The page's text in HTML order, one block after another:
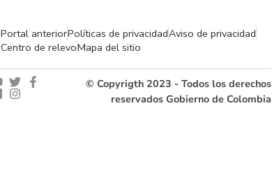
Portal anteriorPolíticas de privacidadAviso de privacidad
Centro de relevoMapa del sitio
© Copyrigth 2023 - Todos los derechos
reservados Gobierno de Colombia